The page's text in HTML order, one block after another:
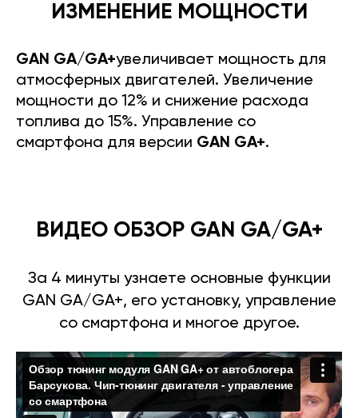
ИЗМЕНЕНИЕ МОЩНОСТИ
GAN GA/GA+увеличивает мощность для
атмосферных двигателей. Увеличение
мощности до 12% и снижение расхода
топлива до 15%. Управление со
смартфона для версии GAN GA+.
ВИДЕО ОБЗОР GAN GA/GA+
За 4 минуты узнаете основные функции
GAN GA/GA+, его установку, управление
со смартфона и многое другое.